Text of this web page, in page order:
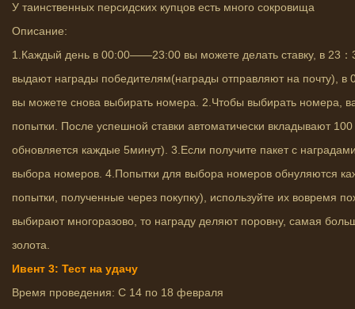
У таинственных персидских купцов есть много сокровища
Описание:
1.Каждый день в 00:00——23:00 вы можете делать ставку, в 23：
выдают награды победителям(награды отправляют на почту), в
вы можете снова выбирать номера. 2.Чтобы выбирать номера,
попытки. После успешной ставки автоматически вкладывают
обновляется каждые 5минут). 3.Если получите пакет с
выбора номеров. 4.Попытки для выбора номеров обнуляются
попытки, полученные через покупку), используйте их вовремя
выбирают многоразово, то награду деляют поровну, самая
золота.
Ивент 3: Тест на удачу
Время проведения: С 14 по 18 февраля